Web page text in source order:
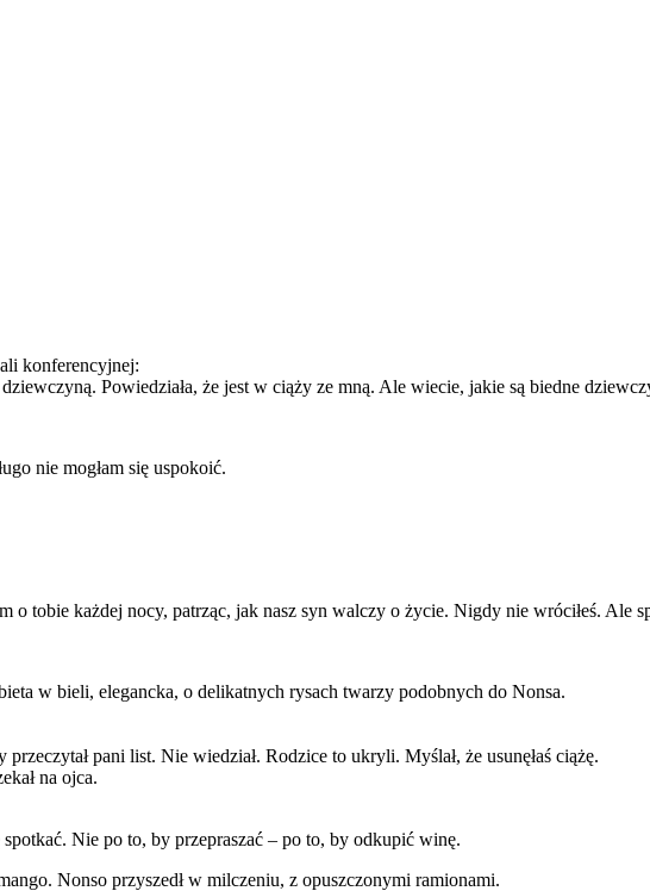
konferencyjnej:
Powiedziała, że jest w ciąży ze mną. Ale wiecie, jakie są biedne
nie mogłam się uspokoić.
o tobie każdej nocy, patrząc, jak nasz syn walczy o życie. Nigdy nie wróciłeś. Ale
w bieli, elegancka, o delikatnych rysach twarzy podobnych do Nonsa.
przeczytał pani list. Nie wiedział. Rodzice to ukryli. Myślał, że usunęłaś ciążę.
na ojca.
spotkać. Nie po to, by przepraszać – po to, by odkupić winę.
Nonso przyszedł w milczeniu, z opuszczonymi ramionami.